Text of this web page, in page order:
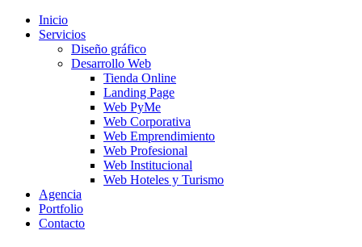
Inicio
Servicios
Diseño gráfico
Desarrollo Web
Tienda Online
Landing Page
Web PyMe
Web Corporativa
Web Emprendimiento
Web Profesional
Web Institucional
Web Hoteles y Turismo
Agencia
Portfolio
Contacto